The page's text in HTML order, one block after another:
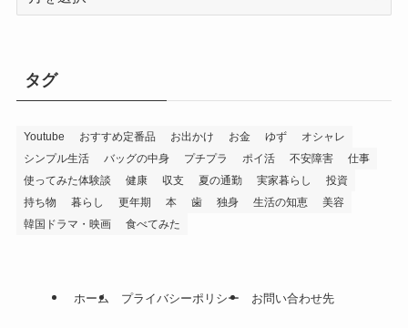
ブタグ
Youtube おすすめ定番品 お出かけ お金 ゆず
オシャレ
シンプル生活
バッグの中身 プチプラ ポイ活 不安障害
仕事
使ってみた体験談
健康 収支 夏の通勤 実家暮らし
投資
持ち物
暮らし 更年期 本 歯 独身 生活の知恵
美容
韓国ドラマ・映画
食べてみた
ホーム プライバシーポリシー お問い合わせ先